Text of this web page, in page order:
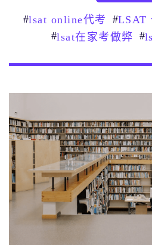
#lsat online代考 #LSAT
#lsat在家考做弊 #